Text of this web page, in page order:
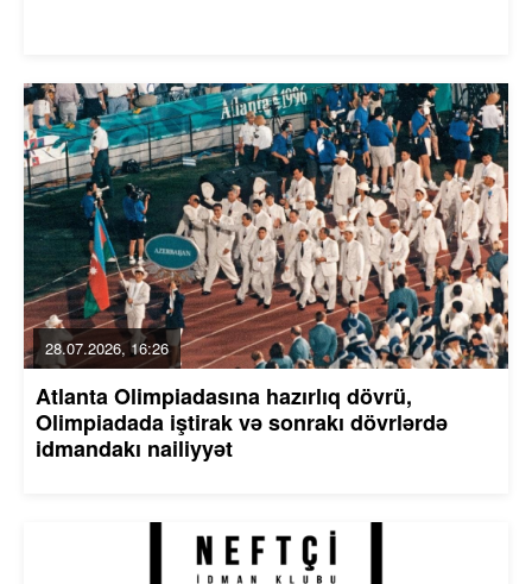
28.07.2026, 16:26
Atlanta Olimpiadasına hazırlıq dövrü,
Olimpiadada iştirak və sonrakı dövrlərdə
idmandakı nailiyyət